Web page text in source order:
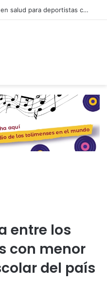
Ibagué fortalece la atención en salud para deportistas con nuevo espacio en el Parque Deportivo
entre los
con menor
del país